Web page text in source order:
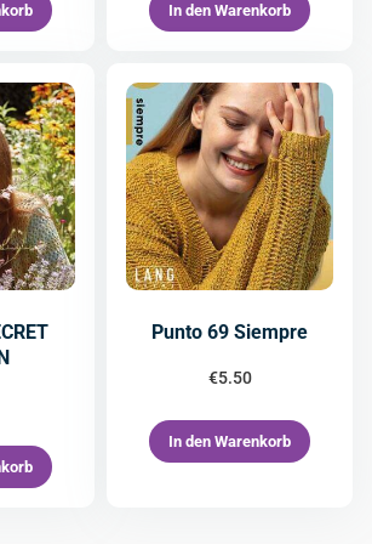
In den Warenkorb
Punto 69 Siempre
€5.50
In den Warenkorb